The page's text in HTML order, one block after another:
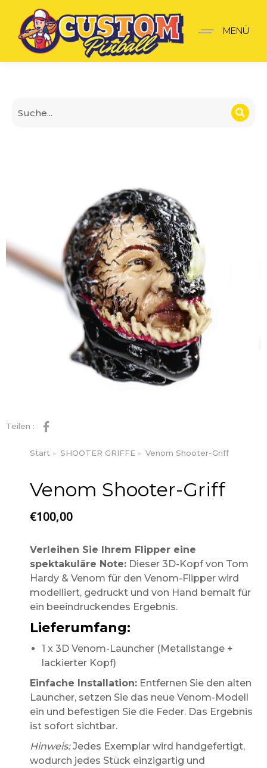
Venom Shooter-Griff
MENÜ
Teilen :
Sie befinden sich hier:
Start SHOOTER GRIFFE Venom Shooter-Griff
Venom Shooter-Griff
€100,00
Verleihen Sie Ihrem Flipper eine
spektakuläre Note: Dieser 3D-Kopf von Tom
Hardy & Venom für den Venom-Flipper wird
modelliert, gedruckt und von Hand bemalt für
ein beeindruckendes Ergebnis.
Lieferumfang:
1 x 3D Venom-Launcher (Metallstange +
lackierter Kopf)
Einfache Installation: Entfernen Sie den alten
Launcher, setzen Sie das neue Venom-Modell
ein und befestigen Sie die Feder. Das Ergebnis
ist sofort sichtbar.
Hinweis:Jedes Exemplar wird handgefertigt,
wodurch jedes Stück einzigartig und